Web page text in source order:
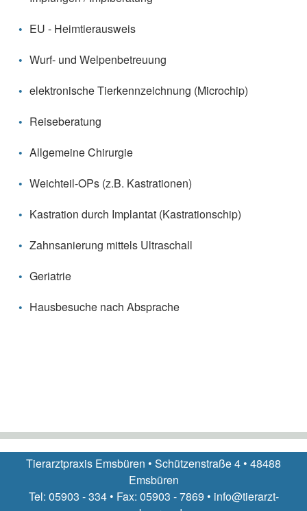
EU - Heimtierausweis
Wurf- und Welpenbetreuung
elektronische Tierkennzeichnung (Microchip)
Reiseberatung
Allgemeine Chirurgie
Weichteil-OPs (z.B. Kastrationen)
Kastration durch Implantat (Kastrationschip)
Zahnsanierung mittels Ultraschall
Geriatrie
Hausbesuche nach Absprache
Tierarztpraxis Emsbüren • Schützenstraße 4 • 48488
Emsbüren
Tel: 05903 - 334 • Fax: 05903 - 7869 • info@tierarzt-